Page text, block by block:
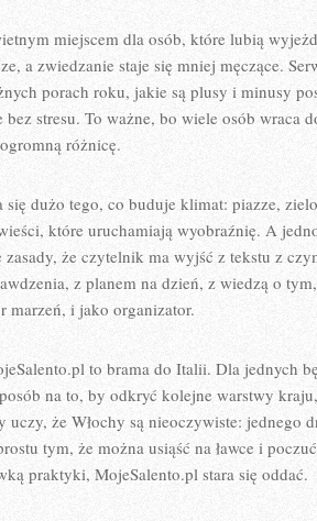
miejscem dla osób, które lubią
a zwiedzanie staje się mniej męczące.
porach roku, jakie są plusy i minusy
bez stresu. To ważne, bo wiele osób wraca
różnicę.
dużo tego, co buduje klimat: piazze,
które uruchamiają wyobraźnię. A
że czytelnik ma wyjść z tekstu z
z planem na dzień, z wiedzą o
marzeń, i jako organizator.
to brama do Italii. Dla jednych
na to, by odkryć kolejne warstwy
uczy, że Włochy są nieoczywiste: jednego
tym, że można usiąść na ławce i
praktyki, MojeSalento.pl stara się oddać.